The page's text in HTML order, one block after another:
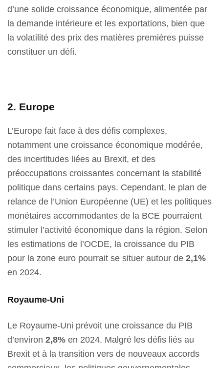
d’une solide croissance économique, alimentée par
la demande intérieure et les exportations, bien que
la volatilité des prix des matières premières puisse
constituer un défi.
2. Europe
L’Europe fait face à des défis complexes,
notamment une croissance économique modérée,
des incertitudes liées au Brexit, et des
préoccupations croissantes concernant la stabilité
politique dans certains pays. Cependant, le plan de
relance de l’Union Européenne (UE) et les politiques
monétaires accommodantes de la BCE pourraient
stimuler l’activité économique dans la région. Selon
les estimations de l’OCDE, la croissance du PIB
pour la zone euro pourrait se situer autour de 2,1%
en 2024.
Royaume-Uni
Le Royaume-Uni prévoit une croissance du PIB
d’environ 2,8% en 2024. Malgré les défis liés au
Brexit et à la transition vers de nouveaux accords